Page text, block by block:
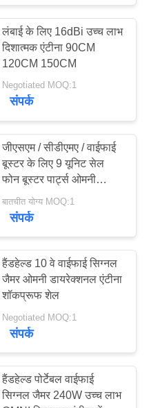
लंबाई के लिए 16dBi उच्च लाभ
दिशात्मक एंटीना 90CM
120CM 150CM
Negotiated MOQ:1
संपर्क
जीएसएम / सीडीएमए / वाईफाई
बूस्टर के लिए 9 यूनिट सेल
फोन बूस्टर पार्ट्स ओमनी
दिशात्मक एंटीना
बातचीत योग्य MOQ:1
संपर्क
हैंडहेल्ड 10 वे वाईफाई सिग्नल
जैमर ओमनी डायरेक्शनल एंटीना
शॉकप्रूफ शेल
Negotiated MOQ:1
संपर्क
हैंडहेल्ड पोर्टेबल वाईफाई
सिग्नल जैमर 240W उच्च लाभ